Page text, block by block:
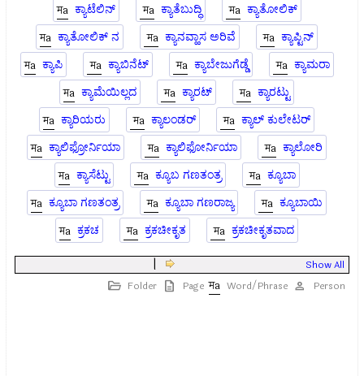
ಕ್ಯಾಟೆಲಿನ್
ಕ್ಯಾತೆಬುದ್ಧಿ
ಕ್ಯಾತೋಲಿಕ್
ಕ್ಯಾತೋಲಿಕ್ ನ
ಕ್ಯಾನವ್ಹಾಸ ಅರಿವೆ
ಕ್ಯಾಪ್ಟಿನ್
ಕ್ಯಾಪಿ
ಕ್ಯಾಬಿನೆಟ್ ಕ್ಯಾಬೇಜುಗೆಡ್ಡೆ
ಕ್ಯಾಮರಾ
ಕ್ಯಾಮೆಯಿಲ್ಲದ
ಕ್ಯಾರಟ್
ಕ್ಯಾರಟ್ಟು
ಕ್ಯಾರಿಯರು
ಕ್ಯಾಲಂಡರ್
ಕ್ಯಾಲ್ ಕುಲೇಟರ್
ಕ್ಯಾಲಿಫ್ರೋರ್ನಿಯಾ
ಕ್ಯಾಲಿಫೋರ್ನಿಯಾ
ಕ್ಯಾಲೋರಿ
ಕ್ಯಾಸೆಟ್ಟು
ಕ್ಯೂಬ ಗಣತಂತ್ರ
ಕ್ಯೂಬಾ
ಕ್ಯೂಬಾ ಗಣತಂತ್ರ
ಕ್ಯೂಬಾ ಗಣರಾಜ್ಯ
ಕ್ಯೂಬಾಯಿ
ಕ್ರಕಚ
ಕ್ರಕಚೀಕೃತ
ಕ್ರಕಚೀಕೃತವಾದ
Show All
Folder
Page Word/Phrase Person